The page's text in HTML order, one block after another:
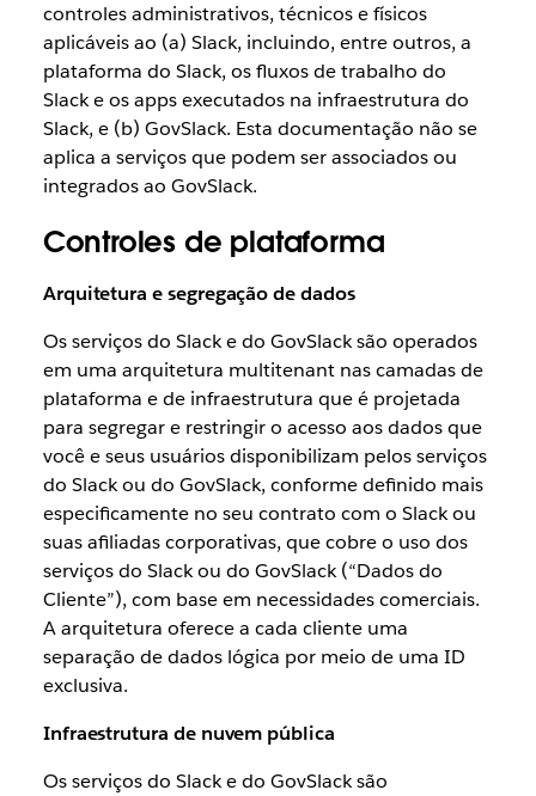
controles administrativos, técnicos e físicos
aplicáveis ao (a) Slack, incluindo, entre outros, a
plataforma do Slack, os fluxos de trabalho do
Slack e os apps executados na infraestrutura do
Slack, e (b) GovSlack. Esta documentação não se
aplica a serviços que podem ser associados ou
integrados ao GovSlack.
Controles de plataforma
Arquitetura e segregação de dados
Os serviços do Slack e do GovSlack são operados
em uma arquitetura multitenant nas camadas de
plataforma e de infraestrutura que é projetada
para segregar e restringir o acesso aos dados que
você e seus usuários disponibilizam pelos serviços
do Slack ou do GovSlack, conforme definido mais
especificamente no seu contrato com o Slack ou
suas afiliadas corporativas, que cobre o uso dos
serviços do Slack ou do GovSlack (“Dados do
Cliente”), com base em necessidades comerciais.
A arquitetura oferece a cada cliente uma
separação de dados lógica por meio de uma ID
exclusiva.
Infraestrutura de nuvem pública
Os serviços do Slack e do GovSlack são